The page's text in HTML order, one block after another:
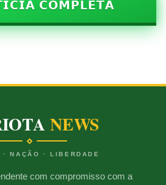
𝗖𝗢𝗠𝗣𝗟𝗘𝗧𝗔
NEWS
· NAÇÃO · LIBERDADE
com compromisso com a